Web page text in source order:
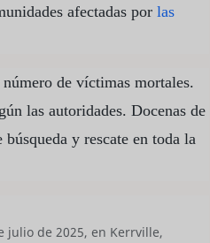
afectadas por las
de víctimas mortales.
las autoridades. Docenas de
y rescate en toda la
julio de 2025, en Kerrville,